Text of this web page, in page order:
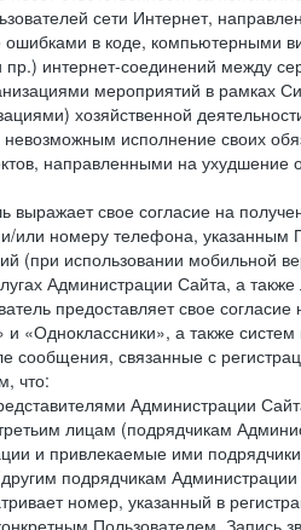
сети Интернет,
в коде, компьютерными
интернет-соединений между
мероприятий в рамках
хозяйственной
исполнение своих
направленными на
выражает свое согласие на
или номеру телефона,
(при использовании мобильной
Администрации Сайта, а
предоставляет свое
и «Одноклассники», а также
сообщения, связанные с
что:
Администрации
лицам (подрядчикам
и привлекаемые ими
подрядчикам
номер, указанный в
Пользователем.